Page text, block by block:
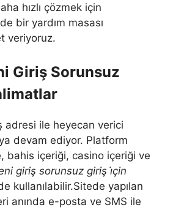
hızlı çözmek için
bir yardım masası
veriyoruz.
Giriş Sorunsuz
adresi ile heyecan verici
devam ediyor. Platform
bahis içeriği, casino içeriği ve
giriş sorunsuz giriş i̇çin
kullanılabilir.Sitede yapılan
anında e-posta ve SMS ile